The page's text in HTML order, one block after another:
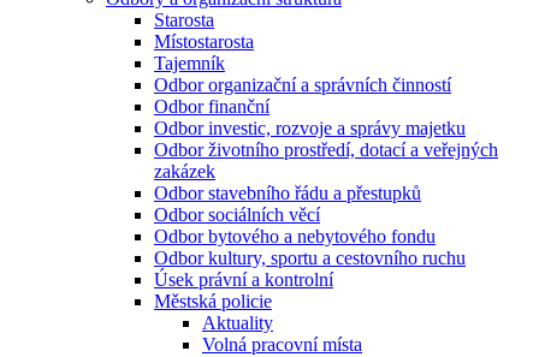
Starosta
Místostarosta
Tajemník
Odbor organizační a správních činností
Odbor finanční
Odbor investic, rozvoje a správy majetku
Odbor životního prostředí, dotací a veřejných
zakázek
Odbor stavebního řádu a přestupků
Odbor sociálních věcí
Odbor bytového a nebytového fondu
Odbor kultury, sportu a cestovního ruchu
Úsek právní a kontrolní
Městská policie
Aktuality
Volná pracovní místa